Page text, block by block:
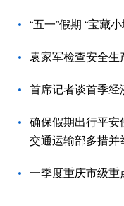
“五一”假期 “宝藏
袁家军检查安全
首席记者谈首季
确保假期出行平安
交通运输部多措并
一季度重庆市级